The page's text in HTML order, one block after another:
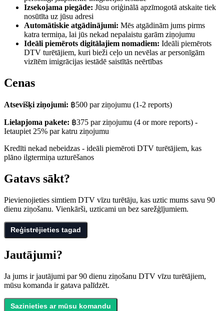
Izsekojama piegāde: Jūsu oriģinālā apzīmogotā atskaite tiek
nosūtīta uz jūsu adresi
Automātiskie atgādinājumi: Mēs atgādinām jums pirms
katra termiņa, lai jūs nekad nepalaistu garām ziņojumu
Ideāli piemērots digitālajiem nomadiem: Ideāli piemērots
DTV turētājiem, kuri bieži ceļo un nevēlas ar personīgām
vizītēm imigrācijas iestādē saistītās neērtības
Cenas
Atsevišķi ziņojumi: ฿500 par ziņojumu (1-2 reports)
Lielapjoma pakete: ฿375 par ziņojumu (4 or more reports) -
Ietaupiet 25% par katru ziņojumu
Kredīti nekad nebeidzas - ideāli piemēroti DTV turētājiem, kas
plāno ilgtermiņa uzturēšanos
Gatavs sākt?
Pievienojieties simtiem DTV vīzu turētāju, kas uztic mums savu 90
dienu ziņošanu. Vienkārši, uzticami un bez sarežģījumiem.
Reģistrējieties tagad
Jautājumi?
Ja jums ir jautājumi par 90 dienu ziņošanu DTV vīzu turētājiem,
mūsu komanda ir gatava palīdzēt.
Sazinieties ar mūsu komandu